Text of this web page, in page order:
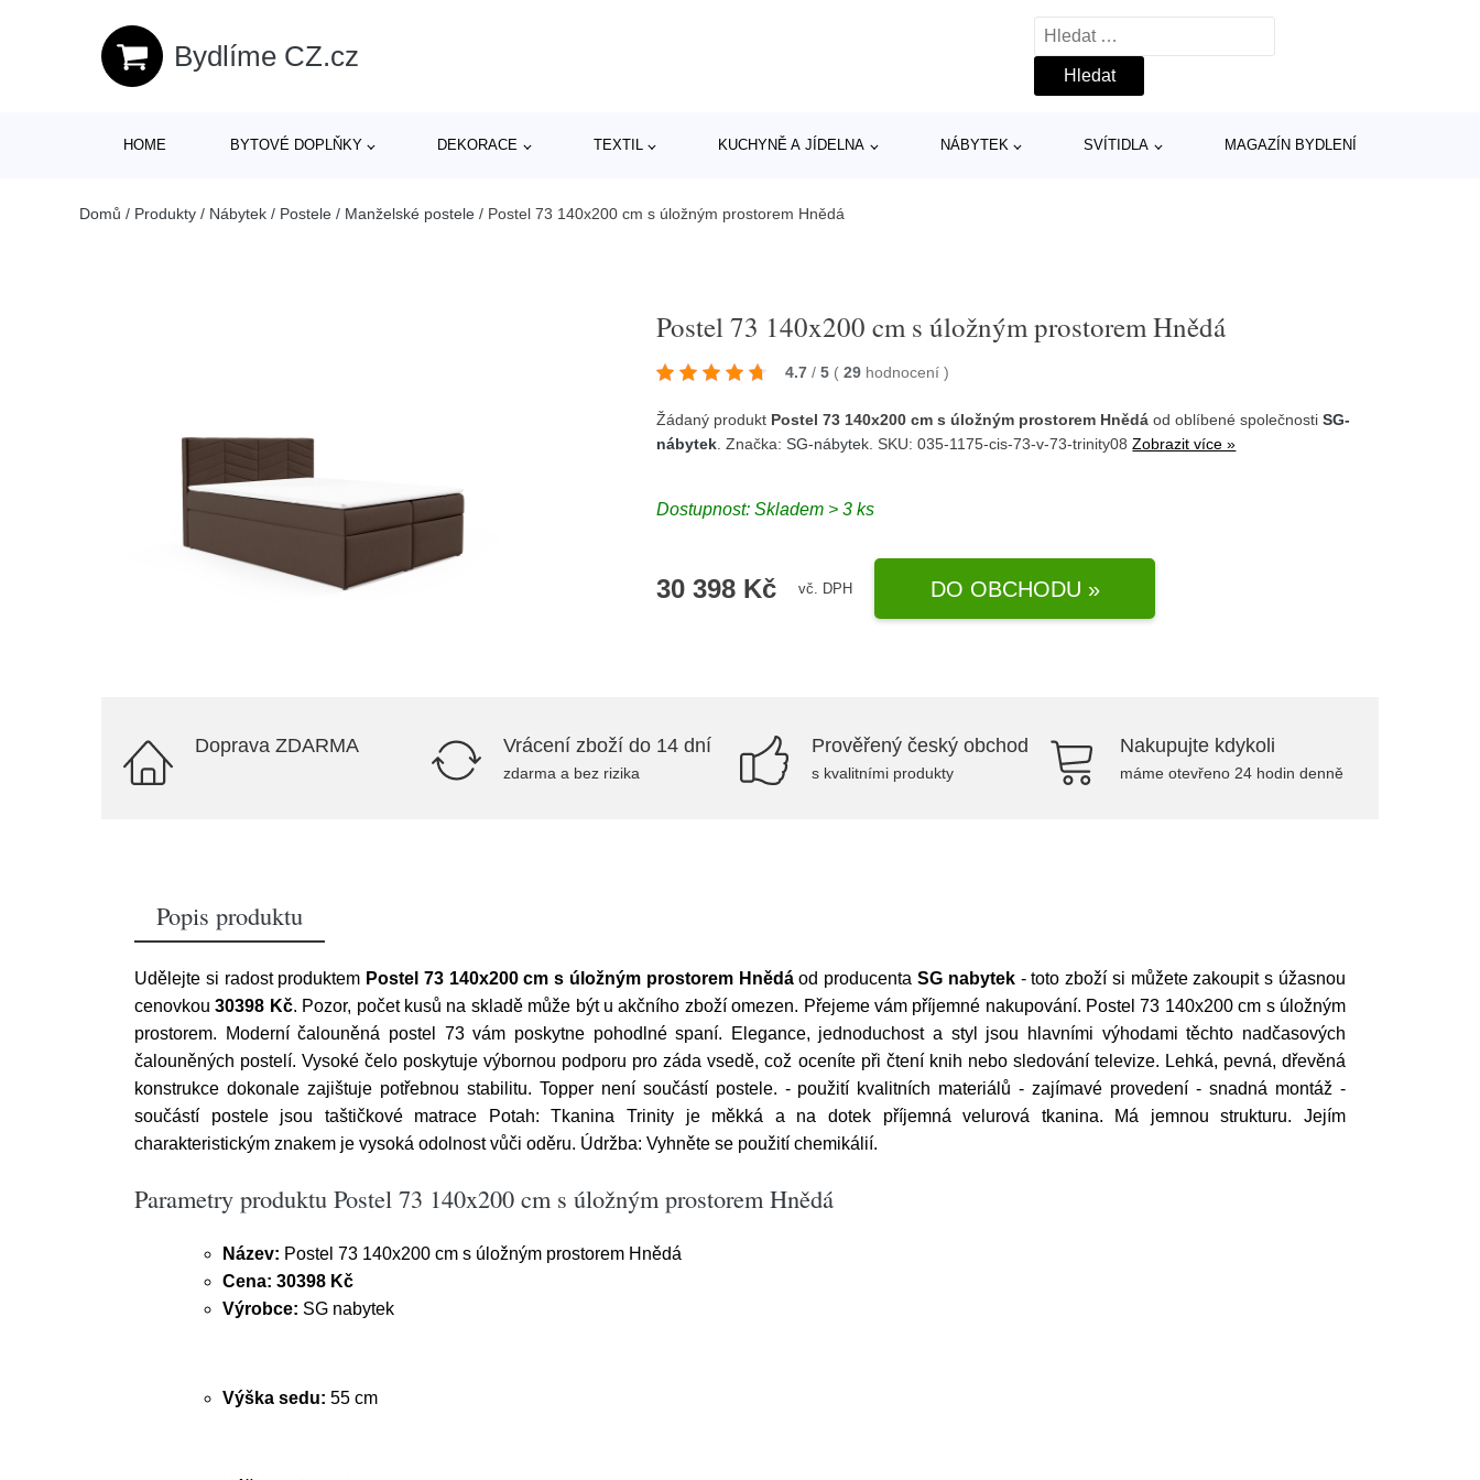
Bydlíme CZ.cz
Vyhledávání
HOME BYTOVÉ DOPLŇKY DEKORACE TEXTIL KUCHYNĚ A JÍDELNA NÁBYTEK SVÍTIDLA MAGAZÍN BYDLENÍ
Domů / Produkty / Nábytek / Postele / Manželské postele / Postel 73 140x200 cm s úložným prostorem Hnědá
Postel 73 140x200 cm s úložným prostorem Hnědá
4.7 / 5 ( 29 hodnocení)
Žádaný produkt Postel 73 140x200 cm s úložným prostorem Hnědá od oblíbené společnostiSG-
nábytek . Značka:SG-nábytek . SKU: 035-1175-cis-73-v-73-trinity08Zobrazit více »
Dostupnost:Skladem > 3 ks
30 398 Kč vč. DPH DO OBCHODU »
Doprava ZDARMA Vrácení zboží do 14 dní
zdarma a bez rizika
Prověřený český obchod
s kvalitními produkty
Nakupujte kdykoli
máme otevřeno 24 hodin denně
Popis produktu
Udělejte si radost produktem Postel 73 140x200 cm s úložným prostorem Hnědáod producenta SG nabytek- toto zboží si můžete zakoupit s úžasnou
cenovkou30398 Kč. Pozor, počet kusů na skladě může být u akčního zboží omezen. Přejeme vám příjemné nakupování. Postel 73 140x200 cm s úložným
prostorem. Moderní čalouněná postel 73 vám poskytne pohodlné spaní. Elegance, jednoduchost a styl jsou hlavními výhodami těchto nadčasových
čalouněných postelí. Vysoké čelo poskytuje výbornou podporu pro záda vsedě, což oceníte při čtení knih nebo sledování televize. Lehká, pevná, dřevěná
konstrukce dokonale zajištuje potřebnou stabilitu. Topper není součástí postele. - použití kvalitních materiálů - zajímavé provedení - snadná montáž -
součástí postele jsou taštičkové matrace Potah: Tkanina Trinity je měkká a na dotek příjemná velurová tkanina. Má jemnou strukturu. Jejím
charakteristickým znakem je vysoká odolnost vůči oděru. Údržba: Vyhněte se použití chemikálií.
Parametry produktu Postel 73 140x200 cm s úložným prostorem Hnědá
Název: Postel 73 140x200 cm s úložným prostorem Hnědá
Cena: 30398 Kč
Výrobce: SG nabytek
Výška sedu: 55 cm